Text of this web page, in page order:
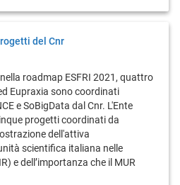
del Cnr
roadmap ESFRI 2021, quattro
Eupraxia sono coordinati
e SoBigData dal Cnr. L'Ente
progetti coordinati da
dell'attiva
scientifica italiana nelle
e dell’importanza che il MUR